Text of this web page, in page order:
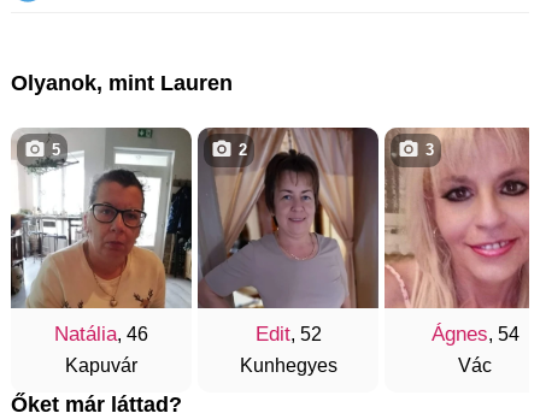
Olyanok, mint Lauren
Natália, 46
Kapuvár
5
Edit, 52
Kunhegyes
2
Ágnes, 54
Vác
3
Őket már láttad?